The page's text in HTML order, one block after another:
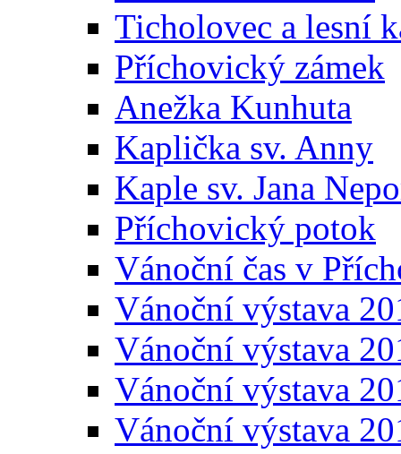
Ticholovec a lesní
Příchovický zámek
Anežka Kunhuta
Kaplička sv. Anny
Kaple sv. Jana
Příchovický potok
Vánoční čas v
Vánoční výstava
Vánoční výstava
Vánoční výstava
Vánoční výstava